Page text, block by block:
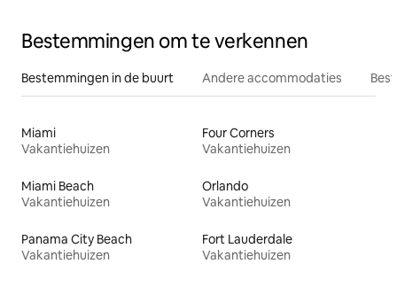
Bestemmingen om te verkennen
Bestemmingen in de buurt Andere accommodaties
Miami
Vakantiehuizen
Four Corners
Vakantiehuizen
Miami Beach
Vakantiehuizen
Orlando
Vakantiehuizen
Panama City Beach
Vakantiehuizen
Fort Lauderdale
Vakantiehuizen